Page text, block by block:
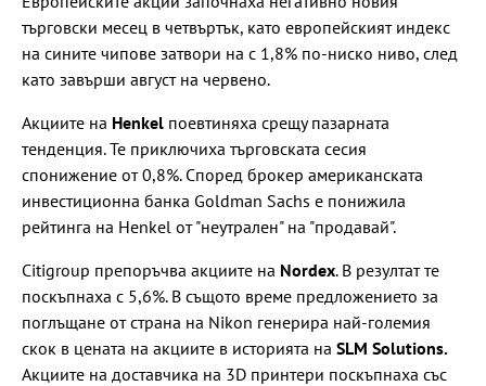
търговски месец в четвъртък, като европейският индекс
на сините чипове затвори на с 1,8% по-ниско ниво, след
като завърши август на червено.
Акциите на Henkel поевтиняха срещу пазарната
тенденция. Те приключиха търговската сесия
спонижение от 0,8%. Според брокер американската
инвестиционна банка Goldman Sachs е понижила
рейтинга на Henkel от "неутрален" на "продавай".
Citigroup препоръчва акциите на Nordex. В резултат те
поскъпнаха с 5,6%. В същото време предложението за
поглъщане от страна на Nikon генерира най-големия
скок в цената на акциите в историята на SLM Solutions.
Акциите на доставчика на 3D принтери поскъпнаха със